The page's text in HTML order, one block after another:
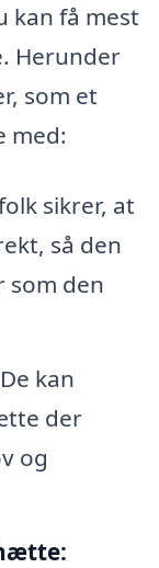
kan få mest
Herunder
som et
med:
sikrer, at
så den
som den
De kan
der
og